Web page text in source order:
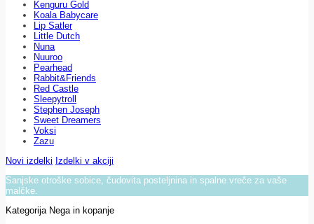
Kenguru Gold
Koala Babycare
Lip Satler
Little Dutch
Nuna
Nuuroo
Pearhead
Rabbit&Friends
Red Castle
Sleepytroll
Stephen Joseph
Sweet Dreamers
Voksi
Zazu
Novi izdelki Izdelki v akciji
Sanjske otroške sobice, čudovita posteljnina in spalne vreče za vaše
malčke.
Kategorija Nega in kopanje